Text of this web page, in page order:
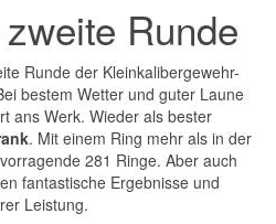
Runde
Runde der Kleinkalibergewehr-
bestem Wetter und guter Laune
ans Werk. Wieder als bester
. Mit einem Ring mehr als in der
281 Ringe. Aber auch
fantastische Ergebnisse und
Leistung.